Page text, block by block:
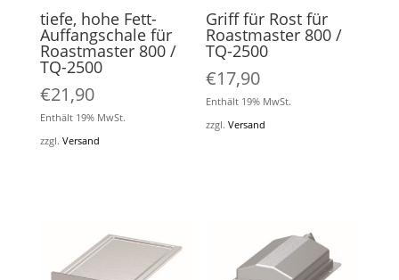
tiefe, hohe Fett-
Auffangschale für
Roastmaster 800 /
TQ-2500
€21,90
Enthält 19% MwSt.
zzgl. Versand
Griff für Rost für
Roastmaster 800 /
TQ-2500
€17,90
Enthält 19% MwSt.
zzgl.Versand